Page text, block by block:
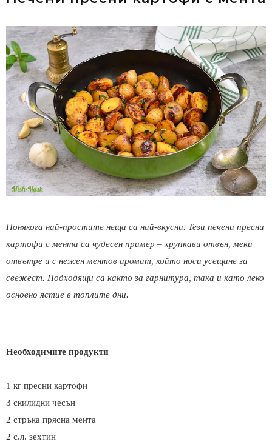
Понякога най-простите неща са най-вкусни. Тези печени пресни
картофи с мента са чудесен пример – хрупкави отвън, меки
отвътре и с нежен ментов аромат, който носи усещане за
свежест. Подходящи са както за гарнитура, така и като леко
основно ястие в топлите дни.
Необходимите продукти
1 кг пресни картофи
3 скилидки чесън
2 стръка прясна мента
2 с.л. зехтин